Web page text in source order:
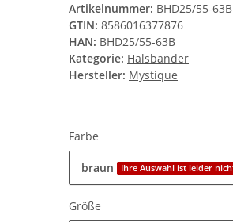
Artikelnummer: BHD25/55-63B
GTIN: 8586016377876
HAN: BHD25/55-63B
Kategorie: Halsbänder
Hersteller: Mystique
Farbe
braun Ihre Auswahl ist leider
Größe